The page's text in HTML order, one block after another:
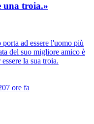
una troia.»
ad essere l'uomo più
del suo migliore amico è
la sua troia.
7 ore fa